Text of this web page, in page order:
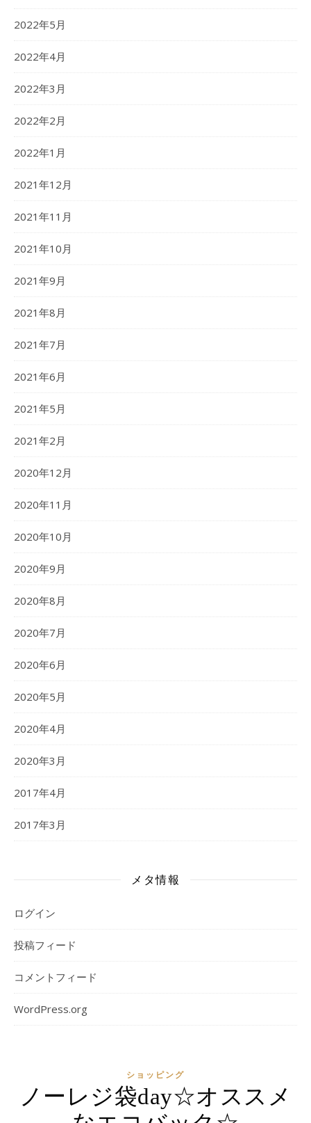
2022年5月
2022年4月
2022年3月
2022年2月
2022年1月
2021年12月
2021年11月
2021年10月
2021年9月
2021年8月
2021年7月
2021年6月
2021年5月
2021年2月
2020年12月
2020年11月
2020年10月
2020年9月
2020年8月
2020年7月
2020年6月
2020年5月
2020年4月
2020年3月
2017年4月
2017年3月
メタ情報
ログイン
投稿フィード
コメントフィード
WordPress.org
ショッピング
ノーレジ袋day☆オススメ